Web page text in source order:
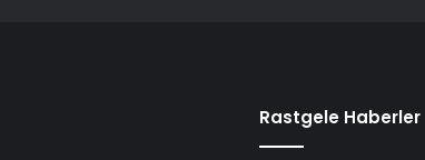
Rastgele Haberler